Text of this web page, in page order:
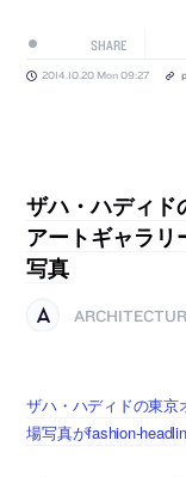
SHARE
2014.10.20 Mon 09:27
ザハ・ハディド
アートギャラリ
写真
ザハ・ハディドの東京
場写真がfashion-